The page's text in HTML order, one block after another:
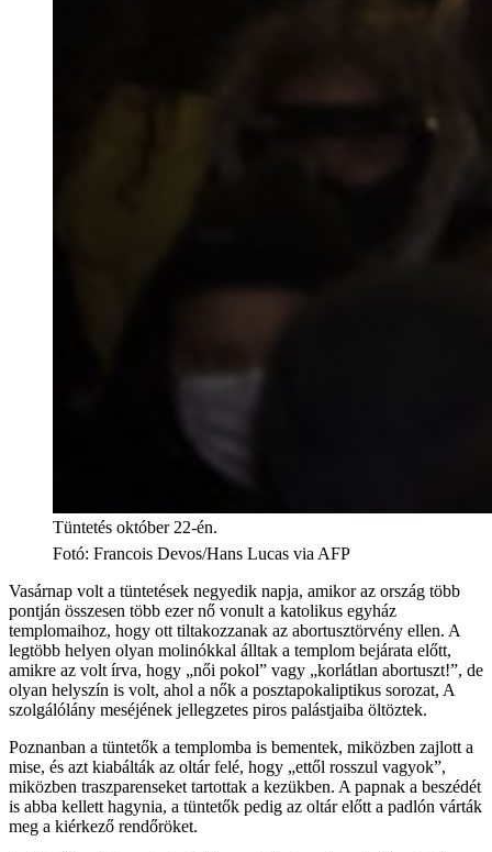
Tüntetés október 22-én.
Fotó: Francois Devos/Hans Lucas via AFP
Vasárnap volt a tüntetések negyedik napja, amikor az ország több
pontján összesen több ezer nő vonult a katolikus egyház
templomaihoz, hogy ott tiltakozzanak az abortusztörvény ellen. A
legtöbb helyen olyan molinókkal álltak a templom bejárata előtt,
amikre az volt írva, hogy „női pokol” vagy „korlátlan abortuszt!”, de
olyan helyszín is volt, ahol a nők a posztapokaliptikus sorozat, A
szolgálólány meséjének jellegzetes piros palástjaiba öltöztek.
Poznanban a tüntetők a templomba is bementek, miközben zajlott a
mise, és azt kiabálták az oltár felé, hogy „ettől rosszul vagyok”,
miközben traszparenseket tartottak a kezükben. A papnak a beszédét
is abba kellett hagynia, a tüntetők pedig az oltár előtt a padlón várták
meg a kiérkező rendőröket.